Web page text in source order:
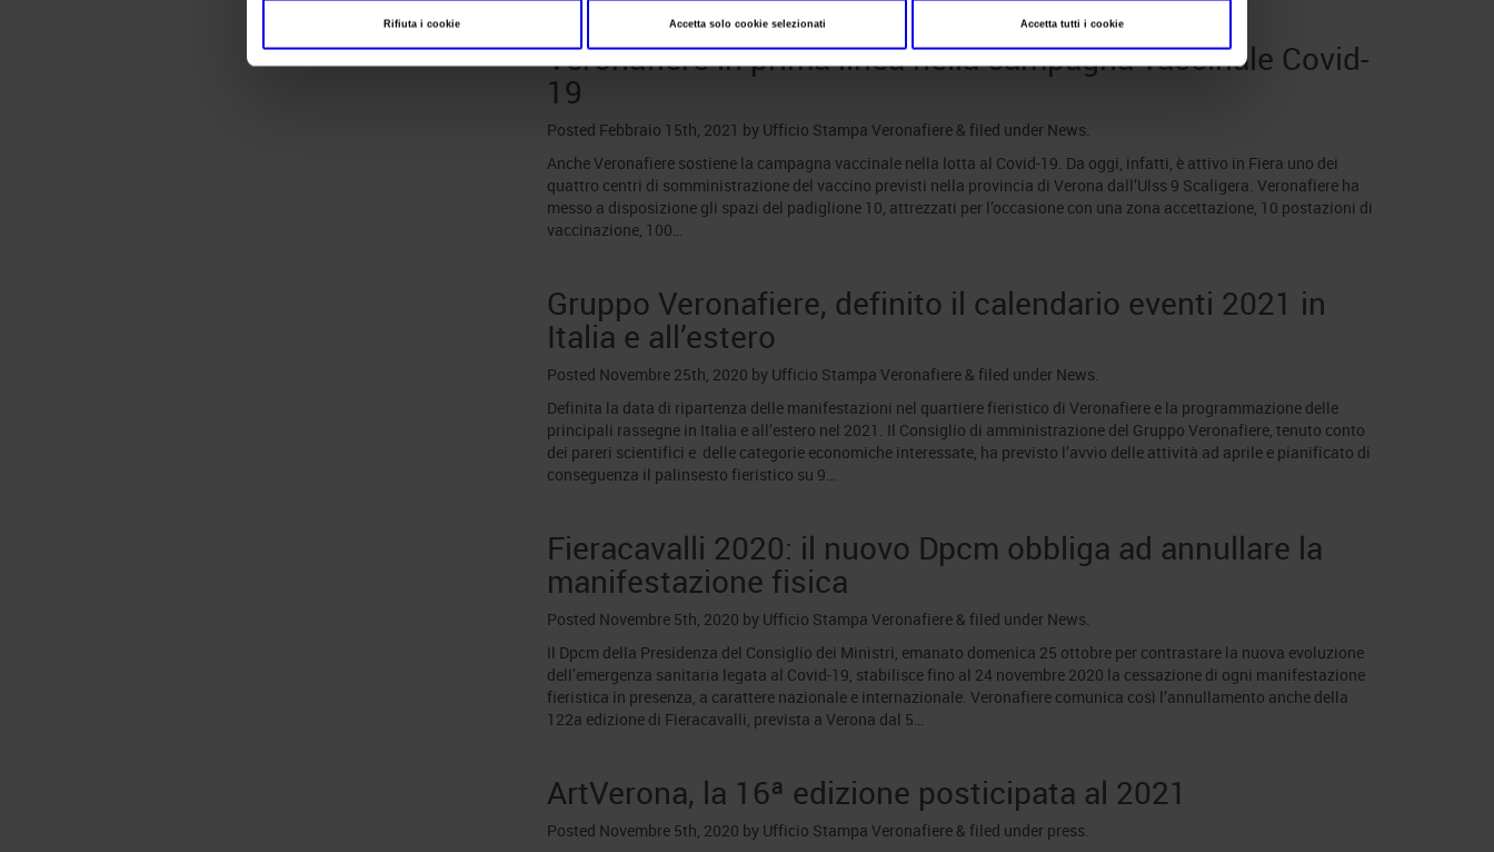
Rifiuta i cookie Accetta solo cookie selezionati Accetta tutti i cookie
Veronafiere in prima linea nella campagna vaccinale Covid-
19
Posted Febbraio 15th, 2021 by Ufficio Stampa Veronafiere & filed under News.
Anche Veronafiere sostiene la campagna vaccinale nella lotta al Covid-19. Da oggi, infatti, è attivo in Fiera uno dei
quattro centri di somministrazione del vaccino previsti nella provincia di Verona dall’Ulss 9 Scaligera. Veronafiere ha
messo a disposizione gli spazi del padiglione 10, attrezzati per l’occasione con una zona accettazione, 10 postazioni di
vaccinazione, 100…
Gruppo Veronafiere, definito il calendario eventi 2021 in
Italia e all’estero
Posted Novembre 25th, 2020 by Ufficio Stampa Veronafiere & filed under News.
Definita la data di ripartenza delle manifestazioni nel quartiere fieristico di Veronafiere e la programmazione delle
principali rassegne in Italia e all’estero nel 2021. Il Consiglio di amministrazione del Gruppo Veronafiere, tenuto conto
dei pareri scientifici e delle categorie economiche interessate, ha previsto l’avvio delle attività ad aprile e pianificato di
conseguenza il palinsesto fieristico su 9…
Fieracavalli 2020: il nuovo Dpcm obbliga ad annullare la
manifestazione fisica
Posted Novembre 5th, 2020 by Ufficio Stampa Veronafiere & filed under News.
Il Dpcm della Presidenza del Consiglio dei Ministri, emanato domenica 25 ottobre per contrastare la nuova evoluzione
dell’emergenza sanitaria legata al Covid-19, stabilisce fino al 24 novembre 2020 la cessazione di ogni manifestazione
fieristica in presenza, a carattere nazionale e internazionale. Veronafiere comunica così l’annullamento anche della
122a edizione di Fieracavalli, prevista a Verona dal 5…
ArtVerona, la 16ª edizione posticipata al 2021
Posted Novembre 5th, 2020 by Ufficio Stampa Veronafiere & filed under press.